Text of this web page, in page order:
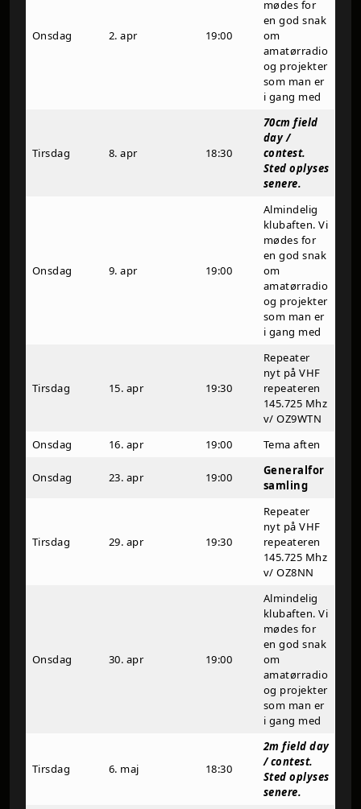
Onsdag 2. apr 19:00
mødes for
en god snak
om
amatørradio
og projekter
som man er
i gang med
Tirsdag 8. apr 18:30
70cm field
day /
contest.
Sted oplyses
senere.
Onsdag 9. apr 19:00
Almindelig
klubaften. Vi
mødes for
en god snak
om
amatørradio
og projekter
som man er
i gang med
Tirsdag 15. apr 19:30
Repeater
nyt på VHF
repeateren
145.725 Mhz
v/ OZ9WTN
Onsdag
16. apr 19:00 Tema aften
Onsdag 23. apr 19:00
Generalfor
samling
Tirsdag 29. apr 19:30
Repeater
nyt på VHF
repeateren
145.725 Mhz
v/ OZ8NN
Onsdag 30. apr 19:00
Almindelig
klubaften. Vi
mødes for
en god snak
om
amatørradio
og projekter
som man er
i gang med
Tirsdag 6. maj 18:30
2m field day
/ contest.
Sted oplyses
senere.